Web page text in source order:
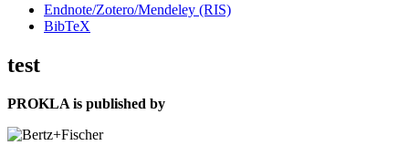
Endnote/Zotero/Mendeley (RIS)
BibTeX
test
PROKLA is published by